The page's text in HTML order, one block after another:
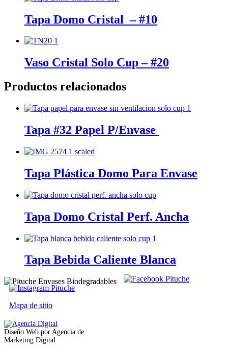
Tapa Domo Cristal – #10
Vaso Cristal Solo Cup – #20
Productos relacionados
Tapa #32 Papel P/Envase
Tapa Plástica Domo Para Envase
Tapa Domo Cristal Perf. Ancha
Tapa Bebida Caliente Blanca
Mapa de sitio
Diseño Web por Agencia de
Marketing Digital